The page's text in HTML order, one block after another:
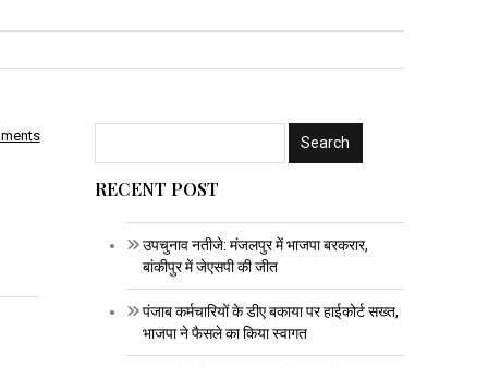
RECENT POST
उपचुनाव नतीजे: मंजलपुर में भाजपा बरकरार,
बांकीपुर में जेएसपी की जीत
पंजाब कर्मचारियों के डीए बकाया पर हाईकोर्ट सख्त,
भाजपा ने फैसले का किया स्वागत